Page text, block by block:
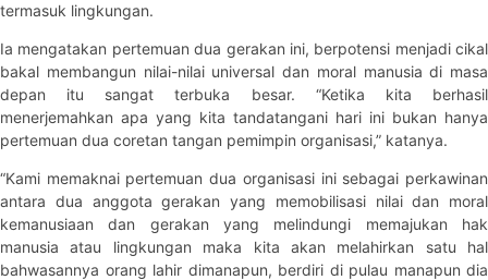
termasuk lingkungan.
Ia mengatakan pertemuan dua gerakan ini, berpotensi menjadi cikal
bakal membangun nilai-nilai universal dan moral manusia di masa
depan itu sangat terbuka besar. “Ketika kita berhasil
menerjemahkan apa yang kita tandatangani hari ini bukan hanya
pertemuan dua coretan tangan pemimpin organisasi,” katanya.
“Kami memaknai pertemuan dua organisasi ini sebagai perkawinan
antara dua anggota gerakan yang memobilisasi nilai dan moral
kemanusiaan dan gerakan yang melindungi memajukan hak
manusia atau lingkungan maka kita akan melahirkan satu hal
bahwasannya orang lahir dimanapun, berdiri di pulau manapun dia